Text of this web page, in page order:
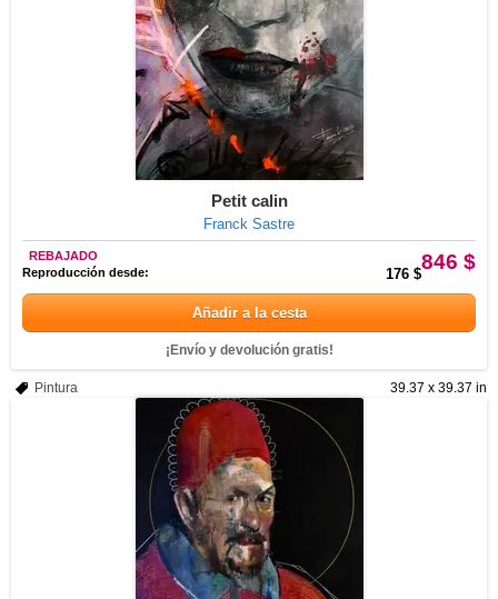
Petit calin
Franck Sastre
846 $
REBAJADO
Reproducción desde:
176 $
Añadir a la cesta
¡Envío y devolución gratis!
39.37 x 39.37 in
Pintura